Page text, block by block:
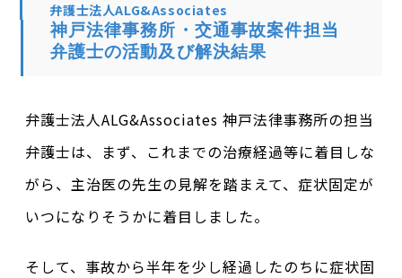
弁護士法人ALG&Associates
神戸法律事務所・交通事故案件担当
弁護士の活動及び解決結果
弁護士法人ALG&Associates 神戸法律事務所の担当
弁護士は、まず、これまでの治療経過等に着目しな
がら、主治医の先生の見解を踏まえて、症状固定が
いつになりそうかに着目しました。
そして、事故から半年を少し経過したのちに症状固